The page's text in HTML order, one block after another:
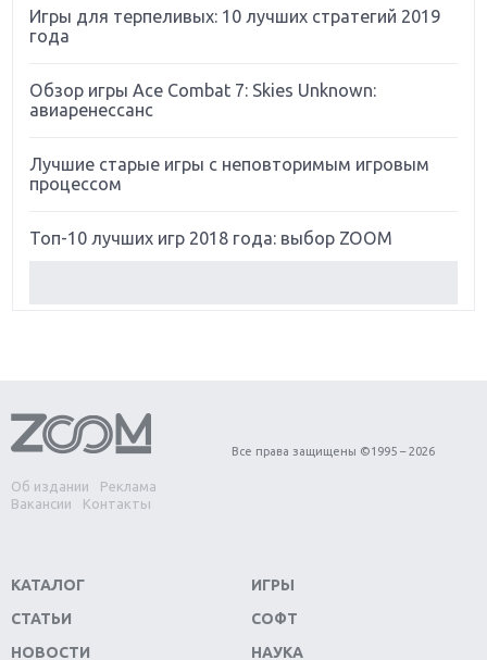
Игры для терпеливых: 10 лучших стратегий 2019
года
Обзор игры Ace Combat 7: Skies Unknown:
авиаренессанс
Лучшие старые игры с неповторимым игровым
процессом
Топ-10 лучших игр 2018 года: выбор ZOOM
Обзор игры Forza Horizon 4: вершина эволюции
Две важных новинки для консолей: Spider-Man и
Divinity Original Sin 2
Switch
Обзор игры The Crew 2: покорение Америки
Об издании
Реклама
Вакансии
Контакты
Все права защищены ©1995 – 2026
КАТАЛОГ
СТАТЬИ
НОВОСТИ
ИГРЫ
СОФТ
НАУКА